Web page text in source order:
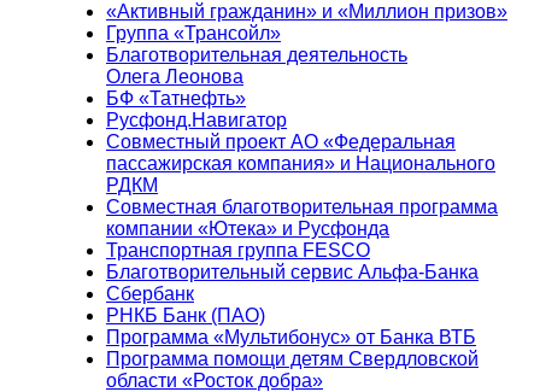
«Активный гражданин» и «Миллион призов»
Группа «Трансойл»
Благотворительная деятельность
Олега Леонова
БФ «Татнефть»
Русфонд.Навигатор
Совместный проект АО «Федеральная
пассажирская компания» и Национального
РДКМ
Совместная благотворительная программа
компании «Ютека» и Русфонда
Транспортная группа FESCO
Благотворительный сервис Альфа-Банка
Сбербанк
РНКБ Банк (ПАО)
Программа «Мультибонус» от Банка ВТБ
Программа помощи детям Свердловской
области «Росток добра»